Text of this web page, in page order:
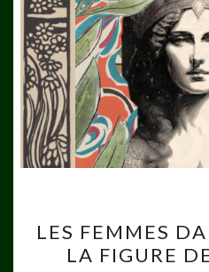
LES FEMMES
LA FIGURE